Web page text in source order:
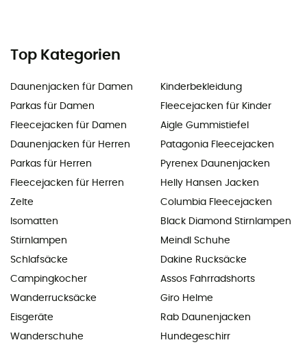
Top Kategorien
Daunenjacken für Damen
Parkas für Damen
Fleecejacken für Damen
Daunenjacken für Herren
Parkas für Herren
Fleecejacken für Herren
Zelte
Isomatten
Stirnlampen
Schlafsäcke
Campingkocher
Wanderrucksäcke
Eisgeräte
Wanderschuhe
Kinderbekleidung
Fleecejacken für Kinder
Aigle Gummistiefel
Patagonia Fleecejacken
Pyrenex Daunenjacken
Helly Hansen Jacken
Columbia Fleecejacken
Black Diamond Stirnlampen
Meindl Schuhe
Dakine Rucksäcke
Assos Fahrradshorts
Giro Helme
Rab Daunenjacken
Hundegeschirr